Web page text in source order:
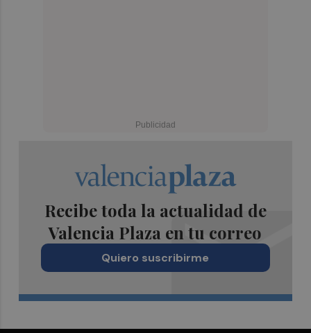
Recibe toda la actualidad de
Valencia Plaza en tu correo
Quiero suscribirme